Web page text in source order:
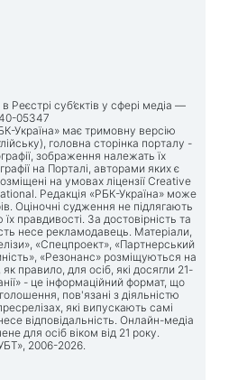
Реєстрі суб’єктів у сфері медіа —
05347
Україна» має тримовну версію
головна сторінка порталу -
зображення належать їх
на Порталі, авторами яких є
на умовах ліцензії Creative
Редакція «РБК-Україна» може
Оціночні судження не підлягають
правдивості. За достовірність та
несе рекламодавець. Матеріали,
«Спецпроект», «Партнерський
«Резонанс» розміщуються на
правило, для осіб, які досягли 21-
- це інформаційний формат, що
пов'язані з діяльністю
які випускають самі
відповідальність. Онлайн-медіа
для осіб віком від 21 року.
2006-2026.